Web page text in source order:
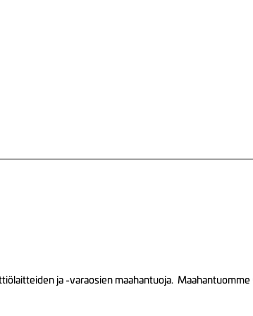
ja -varaosien maahantuoja.